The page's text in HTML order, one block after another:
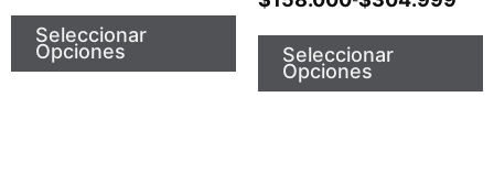
Seleccionar
Opciones Seleccionar
Opciones